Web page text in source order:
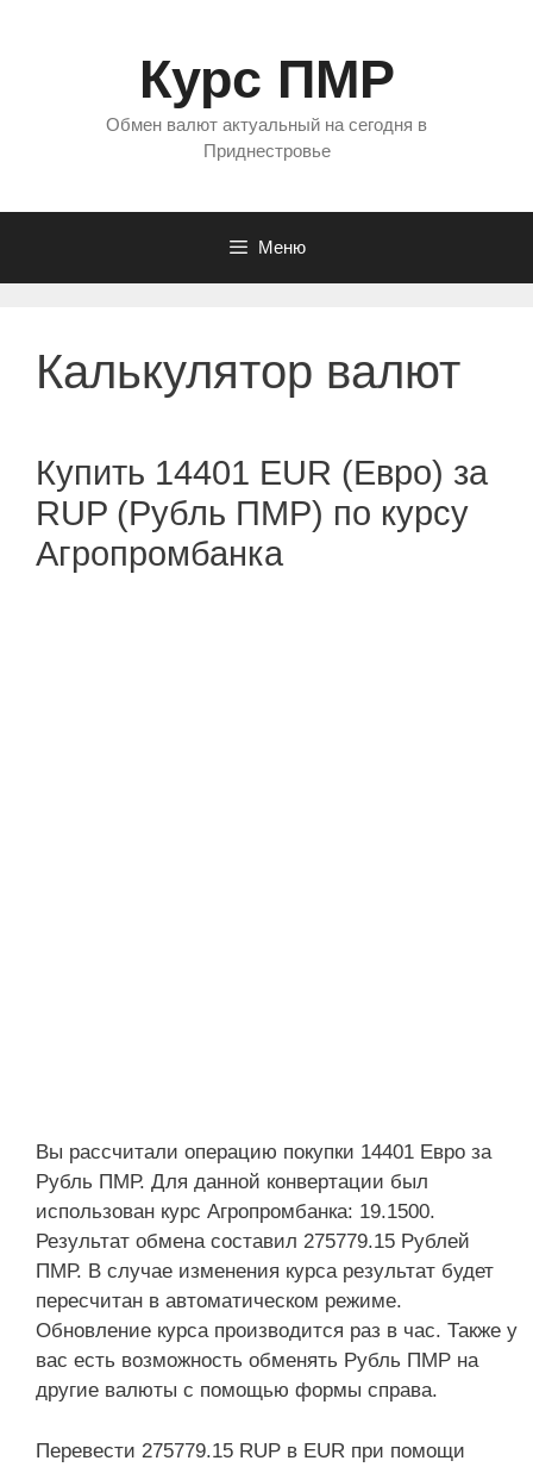
Курс ПМР
Обмен валют актуальный на сегодня в
Приднестровье
Меню
Калькулятор валют
Купить 14401 EUR (Евро) за
RUP (Рубль ПМР) по курсу
Агропромбанка
Вы рассчитали операцию покупки 14401 Евро за
Рубль ПМР. Для данной конвертации был
использован курс Агропромбанка: 19.1500.
Результат обмена составил 275779.15 Рублей
ПМР. В случае изменения курса результат будет
пересчитан в автоматическом режиме.
Обновление курса производится раз в час. Также у
вас есть возможность обменять Рубль ПМР на
другие валюты с помощью формы справа.
Перевести 275779.15 RUP в EUR при помощи